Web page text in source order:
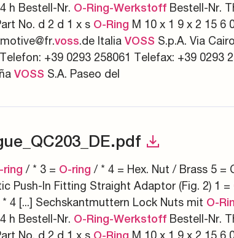
h Bestell-Nr. O-Ring-Werkstoff Bestell-Nr.
No. d 2 d 1 x s O-Ring M 10 x 1 9 x 2 15 6
voss.de Italia VOSS S.p.A. Via
+39 0293 258061 Telefax: +39 0293
VOSS S.A. Paseo del
ring / * 3 = O-ring / * 4 = Hex. Nut / Brass 5 =
Push-In Fitting Straight Adaptor (Fig. 2) 1 =
4 [...] Sechskantmuttern Lock Nuts mit O-
h Bestell-Nr. O-Ring-Werkstoff Bestell-Nr.
No. d 2 d 1 x s O-Ring M 10 x 1 9 x 2 15 6